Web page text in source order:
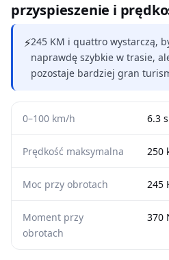
przyspieszenie i
⚡245 KM i quattro wystarczą,
naprawdę szybkie w trasie,
pozostaje bardziej gran
0–100 km/h 6.3 s
Prędkość maksymalna 250
Moc przy obrotach 245
Moment przy
obrotach
370